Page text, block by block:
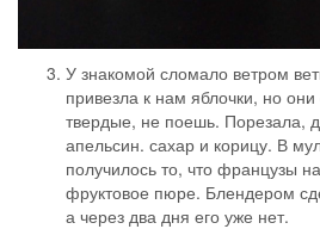
У знакомой сломало ветром
привезла к нам яблочки, но
твердые, не поешь. Порезала,
апельсин. сахар и корицу. В
получилось то, что французы
фруктовое пюре. Блендером
а через два дня его уже нет.